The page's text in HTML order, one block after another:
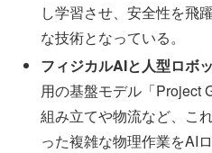
し学習させ、安全性を飛
な技術となっている。
フィジカルAIと人型ロボ
用の基盤モデル「Project
組み立てや物流など、こ
った複雑な物理作業をAI